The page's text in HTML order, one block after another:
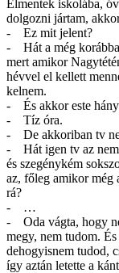
Elmentek iskolába,
dolgozni jártam,
- Ez mit jelent?
- Hát a még
mert amikor
hévvel el kellett
kelnem.
- És akkor este
- Tíz óra.
- De akkoriban tv
- Hát igen tv az nem
és szegénykém
az, főleg amikor még
rá?
- …
- Oda vágta, hogy
megy, nem tudom.
dehogyisnem tudod,
így aztán letette a